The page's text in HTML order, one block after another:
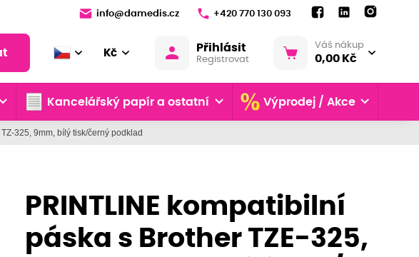
info@damedis.cz +420 770 130 093
Kč Přihlásit
Registrovat
Váš nákup
0,00 Kč
Kancelářský papír a ostatní Výprodej / Akce
325, 9mm, bílý tisk/černý podklad
PRINTLINE kompatibilní
páska s Brother TZE-325,